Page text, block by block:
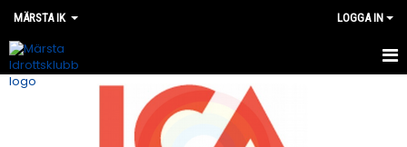
MÄRSTA IK LOGGA IN
VÅRA LAG